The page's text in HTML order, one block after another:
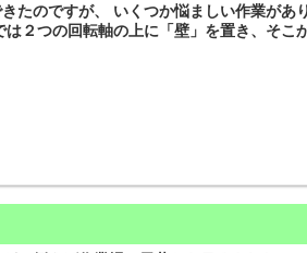
たのですが、 いくつか悩ましい作業があ
２つの回転軸の上に「壁」を置き、そこ